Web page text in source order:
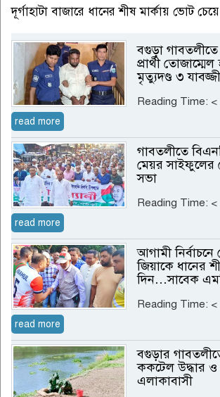
দূর্গাহাটা বাজারে ধানের শীষ মার্কায় ভোট
বগুড়া ‎গাবতলীতে
প্রার্থী
মৃত্যুদণ্ড ৩
Reading Time: <
read more
গাবতলীতে
মেয়র সাইফুলের
সভা
Reading Time: <
read more
আগামী
জিয়াকে ধানের
দিন…সাবেক
Reading Time: <
read more
বগুড়ার
ককটেল উদ্ধার ও
এলাকাবাসী